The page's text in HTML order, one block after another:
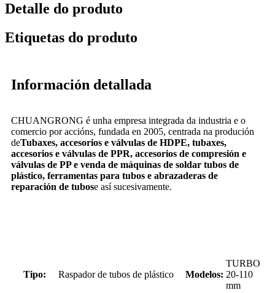
Detalle do produto
Etiquetas do produto
Información detallada
CHUANGRONG é unha empresa integrada da industria e o
comercio por accións, fundada en 2005, centrada na produción
deTubaxes, accesorios e válvulas de HDPE, tubaxes,
accesorios e válvulas de PPR, accesorios de compresión e
válvulas de PP e venda de máquinas de soldar tubos de
plástico, ferramentas para tubos e abrazaderas de
reparación de tubose así sucesivamente.
Tipo: Raspador de tubos de plástico Modelos:
TURBO
20-110
mm